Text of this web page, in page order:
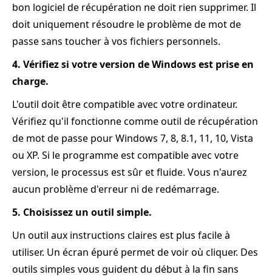
bon logiciel de récupération ne doit rien supprimer. Il
doit uniquement résoudre le problème de mot de
passe sans toucher à vos fichiers personnels.
4. Vérifiez si votre version de Windows est prise en
charge.
L'outil doit être compatible avec votre ordinateur.
Vérifiez qu'il fonctionne comme outil de récupération
de mot de passe pour Windows 7, 8, 8.1, 11, 10, Vista
ou XP. Si le programme est compatible avec votre
version, le processus est sûr et fluide. Vous n'aurez
aucun problème d'erreur ni de redémarrage.
5. Choisissez un outil simple.
Un outil aux instructions claires est plus facile à
utiliser. Un écran épuré permet de voir où cliquer. Des
outils simples vous guident du début à la fin sans